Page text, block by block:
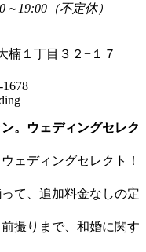
～19:00（不定休）
楠１丁目３２−１７
1678
。ウェディングセレク
ェディングセレクト！
て、追加料金なしの定
撮りまで、和婚に関す